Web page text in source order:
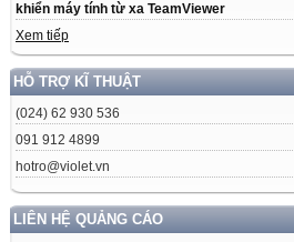
khiển máy tính từ xa TeamViewer
Xem tiếp
HỖ TRỢ KĨ THUẬT
(024) 62 930 536
091 912 4899
hotro@violet.vn
LIÊN HỆ QUẢNG CÁO